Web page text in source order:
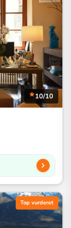
10/10
Top vurderet